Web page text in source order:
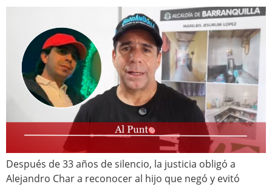
Después de 33 años de silencio, la justicia obligó a
Alejandro Char a reconocer al hijo que negó y evitó